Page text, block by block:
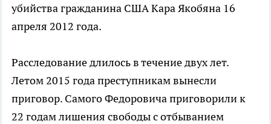
убийства гражданина США Кара Якобяна 16
апреля 2012 года.
Расследование длилось в течение двух лет.
Летом 2015 года преступникам вынесли
приговор. Самого Федоровича приговорили к
22 годам лишения свободы с отбыванием